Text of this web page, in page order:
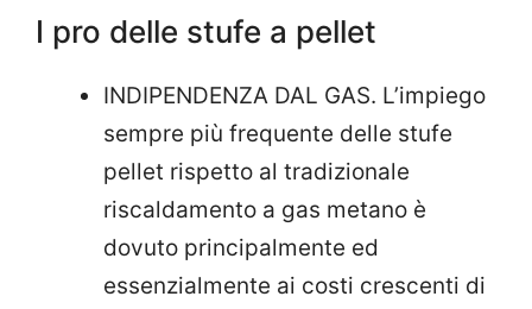
I pro delle stufe a pellet
INDIPENDENZA DAL GAS. L’impiego
sempre più frequente delle stufe
pellet rispetto al tradizionale
riscaldamento a gas metano è
dovuto principalmente ed
essenzialmente ai costi crescenti di